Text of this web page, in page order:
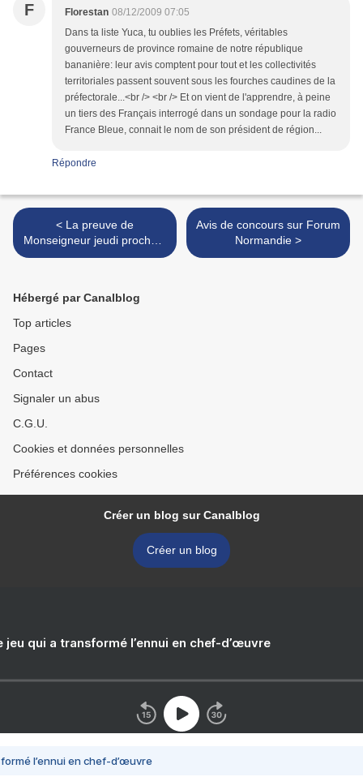
F Florestan 08/12/2009 07:05
Dans ta liste Yuca, tu oublies les Préfets, véritables
gouverneurs de province romaine de notre république
bananière: leur avis comptent pour tout et les collectivités
territoriales passent souvent sous les fourches caudines de la
préfectorale...<br /> <br /> Et on vient de l'apprendre, à peine
un tiers des Français interrogé dans un sondage pour la radio
France Bleue, connait le nom de son président de région...
Répondre
< La preuve de
Monseigneur jeudi prochain
à Rouen
Avis de concours sur Forum
Normandie >
Hébergé par Canalblog
Top articles
Pages
Contact
Signaler un abus
C.G.U.
Cookies et données personnelles
Préférences cookies
Créer un blog sur Canalblog
Créer un blog
jeu qui a transformé l’ennui en chef-d’œuvre
l’ennui en chef-d’œuvre